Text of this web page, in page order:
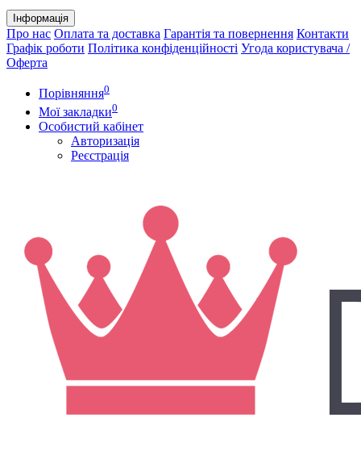
Інформація
Про нас Оплата та доставка Гарантія та повернення Контакти
Графік роботи Політика конфіденційності Угода користувача /
Оферта
Порівняння0
Мої закладки0
Особистий кабінет
Авторизація
Реєстрація